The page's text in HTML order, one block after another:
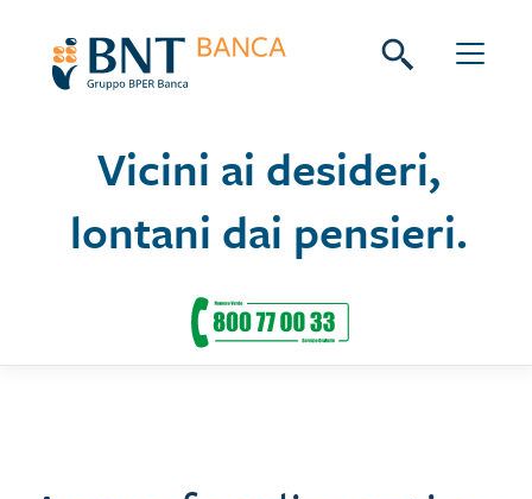
Vicini ai desideri,
lontani dai pensieri.
Seguici su: